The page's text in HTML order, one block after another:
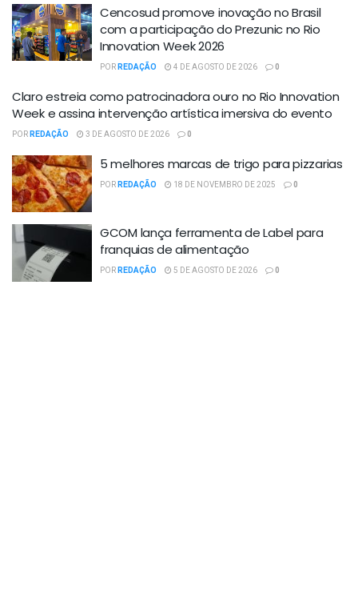
Cencosud promove inovação no Brasil
com a participação do Prezunic no Rio
Innovation Week 2026
PORREDAÇÃO 4 DE AGOSTO DE 2026 0
Claro estreia como patrocinadora ouro no Rio Innovation
Week e assina intervenção artística imersiva do evento
PORREDAÇÃO 3 DE AGOSTO DE 2026 0
5 melhores marcas de trigo para pizzarias
PORREDAÇÃO 18 DE NOVEMBRO DE 2025 0
GCOM lança ferramenta de Label para
franquias de alimentação
PORREDAÇÃO 5 DE AGOSTO DE 2026 0